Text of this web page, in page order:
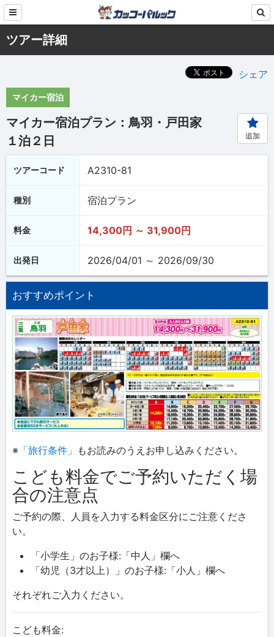
ツアー詳細
シェア
マイカー宿泊
マイカー宿泊プラン：鳥羽・戸田家
１泊２日
追加
ツアーコード A2310-81
種別 宿泊プラン
料金 14,300円 ～ 31,900円
出発日 2026/04/01 ～ 2026/09/30
おすすめポイント
※ 「旅行条件」 もお読みのうえお申し込みください。
こども料金でご予約いただく場
合の注意点
ご予約の際、人員を入力する料金区分にご注意くださ
い。
「小学生」のお子様:「中人」欄へ
「幼児（3才以上）」のお子様:「小人」欄へ
それぞれご入力ください。
こども料金: